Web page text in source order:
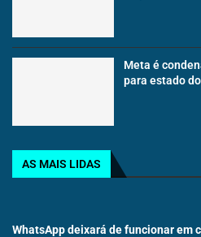
Meta é
para estado
AS MAIS LIDAS
WhatsApp deixará de funcionar em